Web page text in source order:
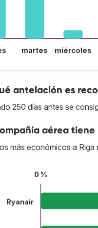
martes miércoles
antelación es
250 días antes se
aérea
más económicos a
0 %
Ryanair